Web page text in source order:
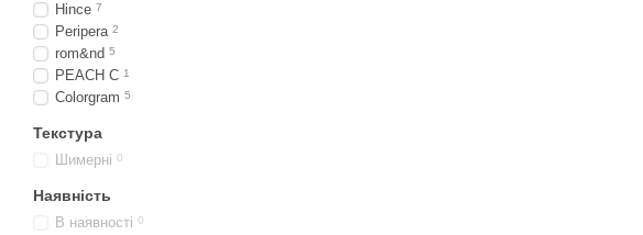
Hince 7
Peripera 2
rom&nd 5
PEACH C 1
Colorgram 5
Текстура
Шимерні 0
Наявність
В наявності 0